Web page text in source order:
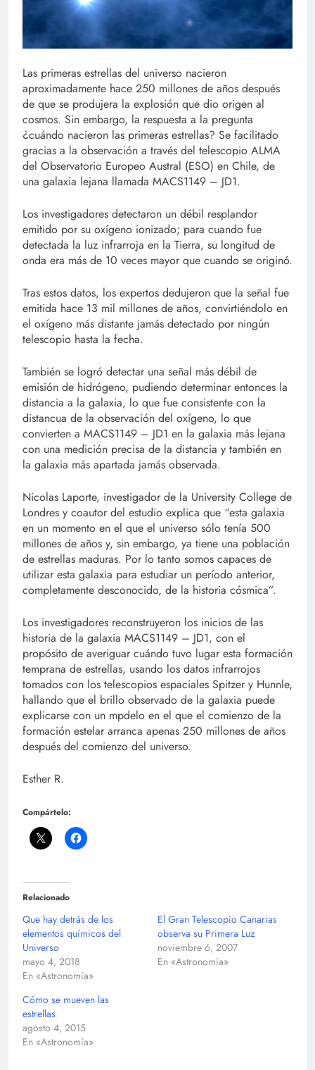
Las primeras estrellas del universo nacieron
aproximadamente hace 250 millones de años después
de que se produjera la explosión que dio origen al
cosmos. Sin embargo, la respuesta a la pregunta
¿cuándo nacieron las primeras estrellas? Se facilitado
gracias a la observación a través del telescopio ALMA
del Observatorio Europeo Austral (ESO) en Chile, de
una galaxia lejana llamada MACS1149 – JD1.
Los investigadores detectaron un débil resplandor
emitido por su oxígeno ionizado; para cuando fue
detectada la luz infrarroja en la Tierra, su longitud de
onda era más de 10 veces mayor que cuando se originó.
Tras estos datos, los expertos dedujeron que la señal fue
emitida hace 13 mil millones de años, convirtiéndolo en
el oxígeno más distante jamás detectado por ningún
telescopio hasta la fecha.
También se logró detectar una señal más débil de
emisión de hidrógeno, pudiendo determinar entonces la
distancia a la galaxia, lo que fue consistente con la
distancua de la observación del oxígeno, lo que
convierten a MACS1149 – JD1 en la galaxia más lejana
con una medición precisa de la distancia y también en
la galaxia más apartada jamás observada.
Nicolas Laporte, investigador de la University College de
Londres y coautor del estudio explica que “esta galaxia
en un momento en el que el universo sólo tenía 500
millones de años y, sin embargo, ya tiene una población
de estrellas maduras. Por lo tanto somos capaces de
utilizar esta galaxia para estudiar un período anterior,
completamente desconocido, de la historia cósmica”.
Los investigadores reconstruyeron los inicios de las
historia de la galaxia MACS1149 – JD1, con el
propósito de averiguar cuándo tuvo lugar esta formación
temprana de estrellas, usando los datos infrarrojos
tomados con los telescopios espaciales Spitzer y Hunnle,
hallando que el brillo observado de la galaxia puede
explicarse con un mpdelo en el que el comienzo de la
formación estelar arranca apenas 250 millones de años
después del comienzo del universo.
Esther R.
Compártelo:
Relacionado
Que hay detrás de los
elementos químicos del
Universo
mayo 4, 2018
En «Astronomía»
El Gran Telescopio Canarias
observa su Primera Luz
noviembre 6, 2007
En «Astronomía»
Cómo se mueven las
estrellas
agosto 4, 2015
En «Astronomía»